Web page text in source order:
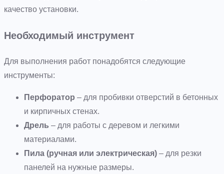
качество установки.
Необходимый инструмент
Для выполнения работ понадобятся следующие
инструменты:
Перфоратор – для пробивки отверстий в бетонных
и кирпичных стенах.
Дрель – для работы с деревом и легкими
материалами.
Пила (ручная или электрическая) – для резки
панелей на нужные размеры.